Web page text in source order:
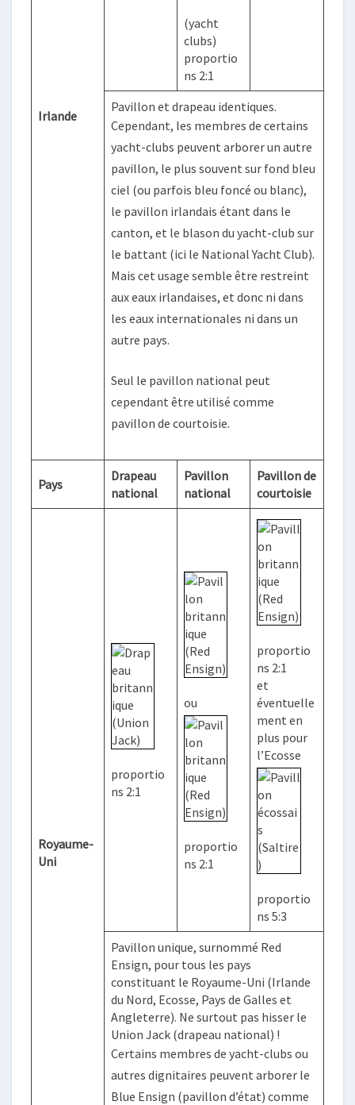
Irlande
(yacht
clubs)
proportio
ns 2:1
Pavillon et drapeau identiques.
Cependant, les membres de certains
yacht-clubs peuvent arborer un autre
pavillon, le plus souvent sur fond bleu
ciel (ou parfois bleu foncé ou blanc),
le pavillon irlandais étant dans le
canton, et le blason du yacht-club sur
le battant (ici le National Yacht Club).
Mais cet usage semble être restreint
aux eaux irlandaises, et donc ni dans
les eaux internationales ni dans un
autre pays.
Seul le pavillon national peut
cependant être utilisé comme
pavillon de courtoisie.
Pays
Drapeau
national
Pavillon
national
Pavillon de
courtoisie
Royaume-
Uni
proportio
ns 2:1
ou
proportio
ns 2:1
proportio
ns 2:1
et
éventuelle
ment en
plus pour
l’Ecosse
proportio
ns 5:3
Pavillon unique, surnommé Red
Ensign, pour tous les pays
constituant le Royaume-Uni (Irlande
du Nord, Ecosse, Pays de Galles et
Angleterre). Ne surtout pas hisser le
Union Jack (drapeau national) !
Certains membres de yacht-clubs ou
autres dignitaires peuvent arborer le
Blue Ensign (pavillon d’état) comme